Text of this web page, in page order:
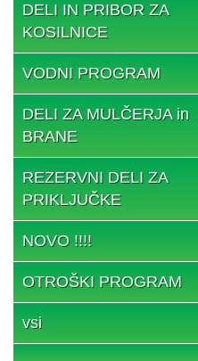
DELI IN PRIBOR ZA
KOSILNICE
VODNI PROGRAM
DELI ZA MULČERJA in
BRANE
REZERVNI DELI ZA
PRIKLJUČKE
NOVO !!!!
OTROŠKI PROGRAM
vsi